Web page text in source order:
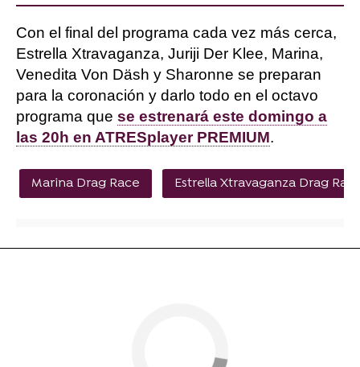
Con el final del programa cada vez más cerca,
Estrella Xtravaganza, Juriji Der Klee, Marina,
Venedita Von Däsh y Sharonne se preparan
para la coronación y darlo todo en el octavo
programa que se estrenará este domingo a
las 20h en ATRESplayer PREMIUM.
Marina Drag Race Estrella Xtravaganza Drag